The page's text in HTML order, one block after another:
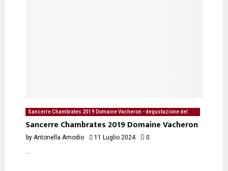
Sancerre Chambrates 2019 Domaine Vacheron - degustazione del
Sancerre Chambrates 2019 Domaine Vacheron
by Antonella Amodio 11 Luglio 2024 0